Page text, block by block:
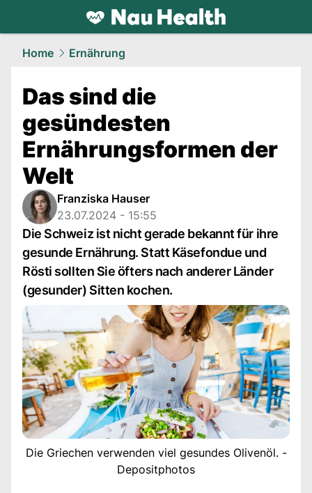
health.NAU.ch
Home Ernährung
Das sind die
gesündesten
Ernährungsformen der
Welt
Franziska Hauser
23.07.2024 - 15:55
Die Schweiz ist nicht gerade bekannt für ihre
gesunde Ernährung. Statt Käsefondue und
Rösti sollten Sie öfters nach anderer Länder
(gesunder) Sitten kochen.
Die Griechen verwenden viel gesundes Olivenöl. -
Depositphotos